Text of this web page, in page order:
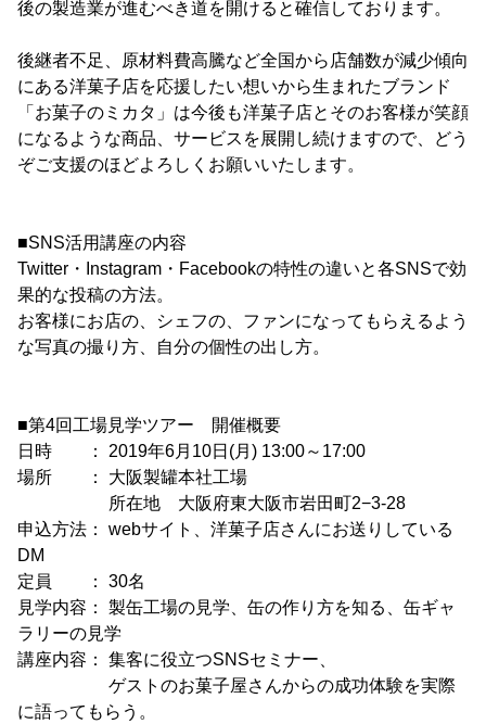
後の製造業が進むべき道を開けると確信しております。
後継者不足、原材料費高騰など全国から店舗数が減少傾向
にある洋菓子店を応援したい想いから生まれたブランド
「お菓子のミカタ」は今後も洋菓子店とそのお客様が笑顔
になるような商品、サービスを展開し続けますので、どう
ぞご支援のほどよろしくお願いいたします。
■SNS活用講座の内容
Twitter・Instagram・Facebookの特性の違いと各SNSで効
果的な投稿の方法。
お客様にお店の、シェフの、ファンになってもらえるよう
な写真の撮り方、自分の個性の出し方。
■第4回工場見学ツアー 開催概要
日時 ： 2019年6月10日(月) 13:00～17:00
場所 ： 大阪製罐本社工場
所在地 大阪府東大阪市岩田町2−3-28
申込方法： webサイト、洋菓子店さんにお送りしている
DM
定員 ： 30名
見学内容： 製缶工場の見学、缶の作り方を知る、缶ギャ
ラリーの見学
講座内容： 集客に役立つSNSセミナー、
ゲストのお菓子屋さんからの成功体験を実際
に語ってもらう。